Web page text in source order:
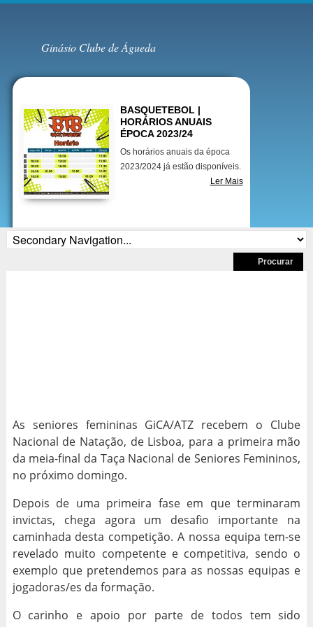
Ginásio Clube de Águeda
BASQUETEBOL |
HORÁRIOS ANUAIS
ÉPOCA 2023/24
Os horários anuais da época
2023/2024 já estão disponíveis.
Ler Mais
As seniores femininas GiCA/ATZ recebem o Clube
Nacional de Natação, de Lisboa, para a primeira mão
da meia-final da Taça Nacional de Seniores Femininos,
no próximo domingo.
Depois de uma primeira fase em que terminaram
invictas, chega agora um desafio importante na
caminhada desta competição. A nossa equipa tem-se
revelado muito competente e competitiva, sendo o
exemplo que pretendemos para as nossas equipas e
jogadoras/es da formação.
O carinho e apoio por parte de todos tem sido